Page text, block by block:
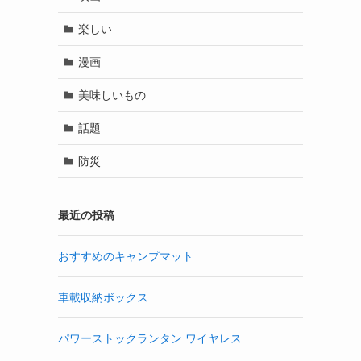
楽しい
漫画
美味しいもの
話題
防災
最近の投稿
おすすめのキャンプマット
車載収納ボックス
パワーストックランタン ワイヤレス